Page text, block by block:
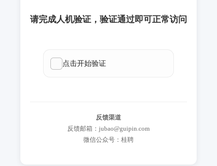
请完成人机验证，验证通过即可正常访问
反馈渠道
反馈邮箱：jubao@guipin.com
微信公众号：桂聘